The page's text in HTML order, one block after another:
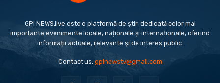
GPI NEWS.live este o platformă de știri dedicată celor mai
importante evenimente locale, naționale și internaționale, oferind
informații actuale, relevante și de interes public.
Contact us:gpinewstv@gmail.com